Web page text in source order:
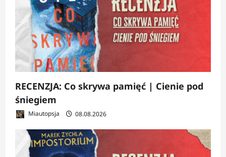
RECENZJA: Co skrywa pamięć | Cienie pod
śniegiem
Miautopsja 08.08.2026